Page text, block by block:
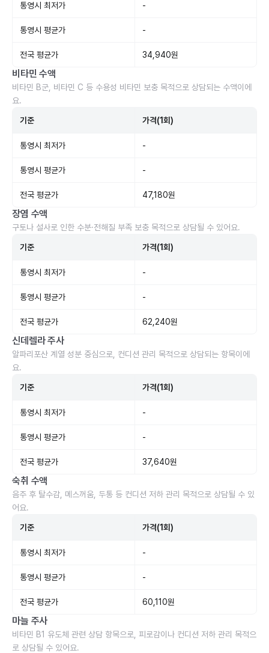
통영시 최저가 -
통영시 평균가 -
전국 평균가 34,940원
비타민 수액
비타민 B군, 비타민 C 등 수용성 비타민 보충 목적으로 상담되는 수액이에
요.
기준 가격(1회)
통영시 최저가 -
통영시 평균가 -
전국 평균가 47,180원
장염 수액
구토나 설사로 인한 수분·전해질 부족 보충 목적으로 상담될 수 있어요.
기준 가격(1회)
통영시 최저가 -
통영시 평균가 -
전국 평균가 62,240원
신데렐라 주사
알파리포산 계열 성분 중심으로, 컨디션 관리 목적으로 상담되는 항목이에
요.
기준 가격(1회)
통영시 최저가 -
통영시 평균가 -
전국 평균가 37,640원
숙취 수액
음주 후 탈수감, 메스꺼움, 두통 등 컨디션 저하 관리 목적으로 상담될 수 있
어요.
기준 가격(1회)
통영시 최저가 -
통영시 평균가 -
전국 평균가 60,110원
마늘 주사
비타민 B1 유도체 관련 상담 항목으로, 피로감이나 컨디션 저하 관리 목적으
로 상담될 수 있어요.